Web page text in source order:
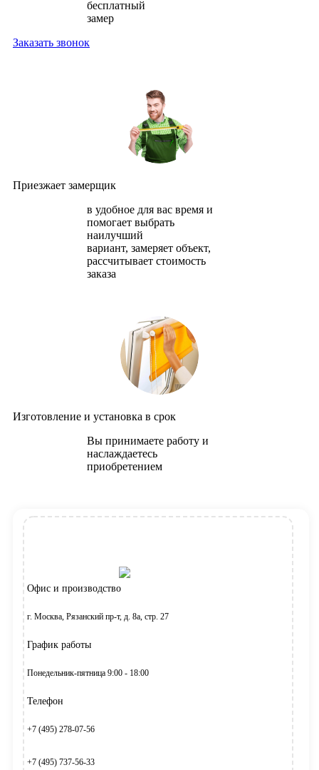
бесплатный
замер
Заказать звонок
Приезжает замерщик
в удобное для вас время и
помогает выбрать
наилучший
вариант, замеряет объект,
рассчитывает стоимость
заказа
Изготовление и установка в срок
Вы принимаете работу и
наслаждаетесь
приобретением
Офис и производство
г. Москва, Рязанский пр-т, д. 8а, стр. 27
График работы
Понедельник-пятница 9:00 - 18:00
Телефон
+7 (495) 278-07-56
+7 (495) 737-56-33